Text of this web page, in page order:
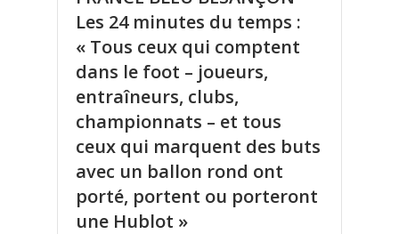
Les 24 minutes du temps :
« Tous ceux qui comptent
dans le foot – joueurs,
entraîneurs, clubs,
championnats – et tous
ceux qui marquent des buts
avec un ballon rond ont
porté, portent ou porteront
une Hublot »